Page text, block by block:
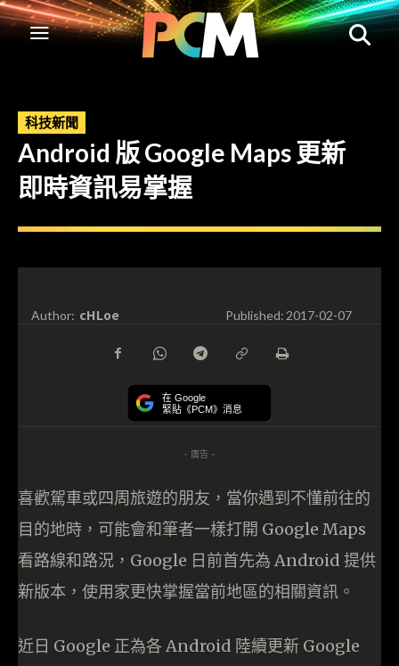
科技新聞
Android 版 Google Maps 更新
即時資訊易掌握
Author: cHLoe Published:2017-02-07
在 Google
緊貼《PCM》消息
- 廣告 -
喜歡駕車或四周旅遊的朋友，當你遇到不懂前往的
目的地時，可能會和筆者一樣打開 Google Maps
看路線和路況，Google 日前首先為 Android 提供
新版本，使用家更快掌握當前地區的相關資訊。
近日 Google 正為各 Android 陸續更新 Google